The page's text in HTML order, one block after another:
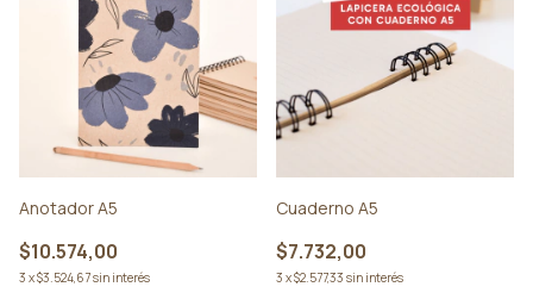
Anotador A5
$10.574,00
3 x$3.524,67sin interés
Cuaderno A5
$7.732,00
3 x$2.577,33 sin interés